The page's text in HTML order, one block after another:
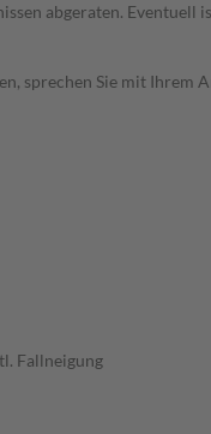
abgeraten. Eventuell
sprechen Sie mit
Fallneigung